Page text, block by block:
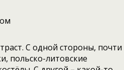
С одной стороны, почти
польско-литовские